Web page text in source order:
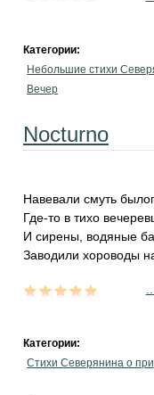
Категории:
Небольшие стихи
Вечер
Nocturno
Навевали смуть
Где-то в тихо
И сирены, водяные
Заводили хороводы
Категории:
Стихи Северянина о